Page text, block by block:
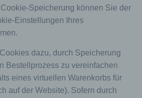
Speicherung können Sie der
Einstellungen Ihres
dazu, durch Speicherung
Bestellprozess zu vereinfachen
eines virtuellen Warenkorbs für
auf der Website). Sofern durch